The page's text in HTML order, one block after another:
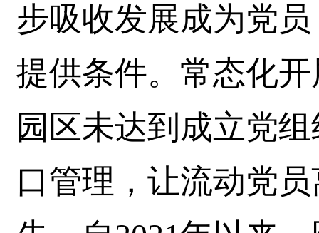
步吸收发展成为党
提供条件。常态化
园区未达到成立党
口管理，让流动党